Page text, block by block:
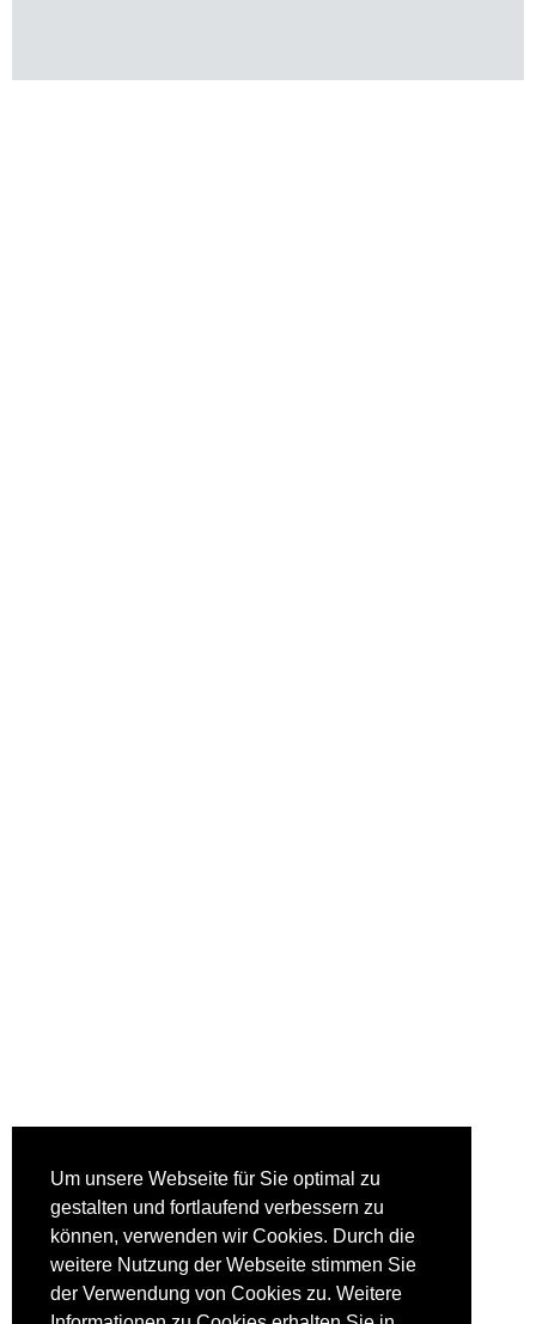
Um unsere Webseite für Sie optimal zu
gestalten und fortlaufend verbessern zu
können, verwenden wir Cookies. Durch die
weitere Nutzung der Webseite stimmen Sie
der Verwendung von Cookies zu. Weitere